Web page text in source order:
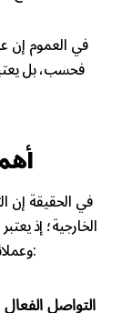
في العموم إن
فحسب، بل
في الحقيقة إن
الخارجية؛ إذ
وعملائها، فالعلامة التجارية الناجحة سوف تساعدك على:
التواصل